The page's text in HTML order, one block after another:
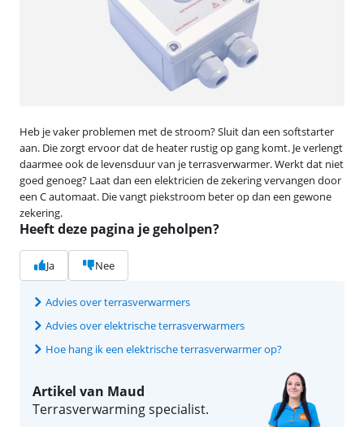
Heb je vaker problemen met de stroom? Sluit dan een softstarter
aan. Die zorgt ervoor dat de heater rustig op gang komt. Je verlengt
daarmee ook de levensduur van je terrasverwarmer. Werkt dat niet
goed genoeg? Laat dan een elektricien de zekering vervangen door
een C automaat. Die vangt piekstroom beter op dan een gewone
zekering.
Heeft deze pagina je geholpen?
Ja Nee
Advies over terrasverwarmers
Advies over elektrische terrasverwarmers
Hoe hang ik een elektrische terrasverwarmer op?
Artikel van Maud
Terrasverwarming specialist.